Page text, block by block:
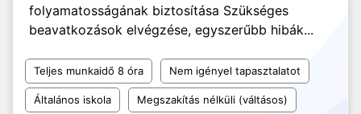
folyamatosságának biztosítása Szükséges
beavatkozások elvégzése, egyszerűbb hibák...
Teljes munkaidő 8 óra Nem igényel tapasztalatot
Általános iskola Megszakítás nélküli (váltásos)